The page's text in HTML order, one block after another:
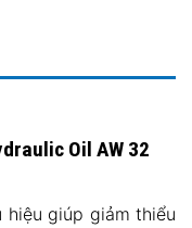
Oil AW 32
hiệu giúp giảm thiểu